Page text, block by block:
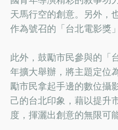
天馬行空的創意。另外，
作為號召的「台北電影獎」
此外，鼓勵市民參與的「
年擴大舉辦，將主題定位
勵市民拿起手邊的數位攝
己的台北印象，藉以提升
度，揮灑出創意的無限可能